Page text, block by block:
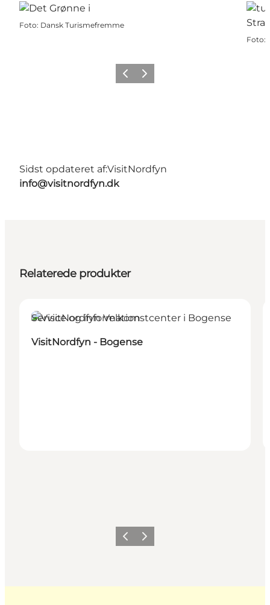
Foto: Dansk Turismefremme
Foto:
ForrigeNæste
Sidst opdateret af:VisitNordfyn
info@visitnordfyn.dk
Relaterede produkter
Service og information
VisitNordfyn - Bogense
ForrigeNæste